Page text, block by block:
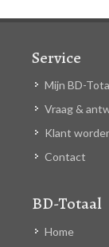
Service
Mijn BD-
Vraag &
Klant
Contact
BD-Totaal
Home